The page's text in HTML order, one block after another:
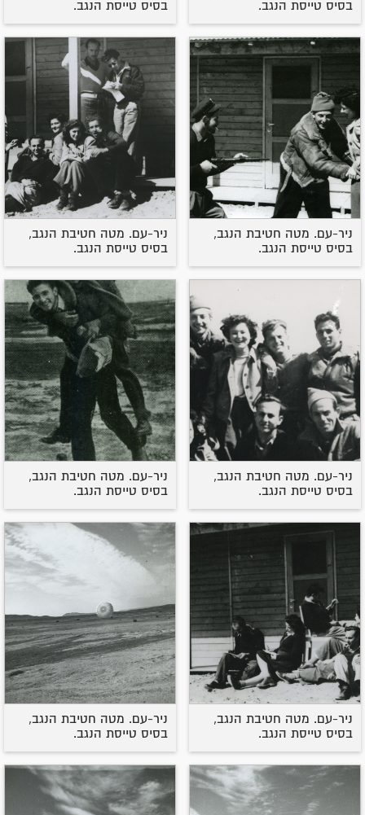
בסיס טייסת הנגב.
בסיס טייסת הנגב.
ניר-עם. מטה חטיבת הנגב,
בסיס טייסת הנגב.
ניר-עם. מטה חטיבת הנגב,
בסיס טייסת הנגב.
ניר-עם. מטה חטיבת הנגב,
בסיס טייסת הנגב.
ניר-עם. מטה חטיבת הנגב,
בסיס טייסת הנגב.
ניר-עם. מטה חטיבת הנגב,
בסיס טייסת הנגב.
ניר-עם. מטה חטיבת הנגב,
בסיס טייסת הנגב.